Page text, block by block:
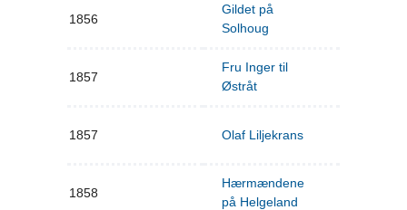
1856
Gildet på
Solhoug
1857
Fru Inger til
Østråt
1857 Olaf Liljekrans
1858
Hærmændene
på Helgeland